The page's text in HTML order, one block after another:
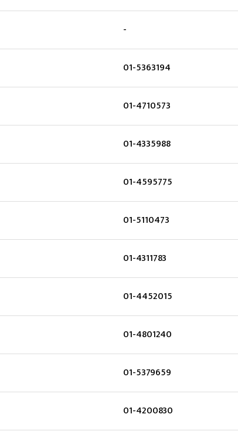
-
01-5363194
01-4710573
01-4335988
01-4595775
01-5110473
01-4311783
01-4452015
01-4801240
01-5379659
01-4200830